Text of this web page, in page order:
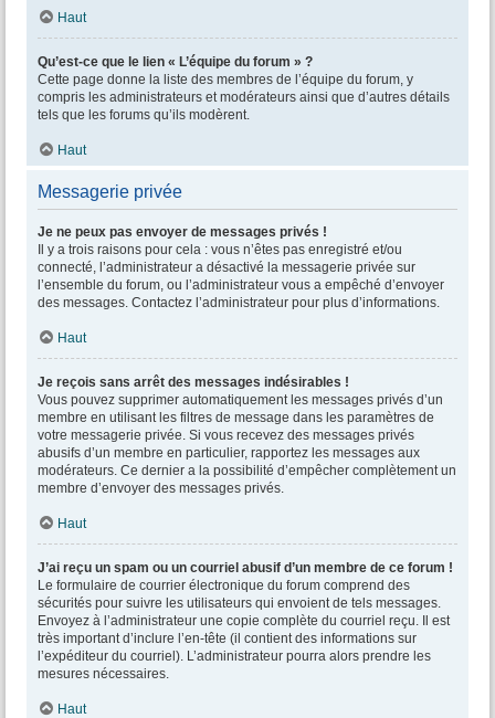
Haut
Qu’est-ce que le lien « L’équipe du forum » ?
Cette page donne la liste des membres de l’équipe du forum, y
compris les administrateurs et modérateurs ainsi que d’autres détails
tels que les forums qu’ils modèrent.
Haut
Messagerie privée
Je ne peux pas envoyer de messages privés !
Il y a trois raisons pour cela : vous n’êtes pas enregistré et/ou
connecté, l’administrateur a désactivé la messagerie privée sur
l’ensemble du forum, ou l’administrateur vous a empêché d’envoyer
des messages. Contactez l’administrateur pour plus d’informations.
Haut
Je reçois sans arrêt des messages indésirables !
Vous pouvez supprimer automatiquement les messages privés d’un
membre en utilisant les filtres de message dans les paramètres de
votre messagerie privée. Si vous recevez des messages privés
abusifs d’un membre en particulier, rapportez les messages aux
modérateurs. Ce dernier a la possibilité d’empêcher complètement un
membre d’envoyer des messages privés.
Haut
J’ai reçu un spam ou un courriel abusif d’un membre de ce forum !
Le formulaire de courrier électronique du forum comprend des
sécurités pour suivre les utilisateurs qui envoient de tels messages.
Envoyez à l’administrateur une copie complète du courriel reçu. Il est
très important d’inclure l’en-tête (il contient des informations sur
l’expéditeur du courriel). L’administrateur pourra alors prendre les
mesures nécessaires.
Haut